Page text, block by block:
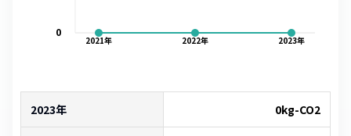
2021年 2022年 2023年
0
2023年 0kg-CO2